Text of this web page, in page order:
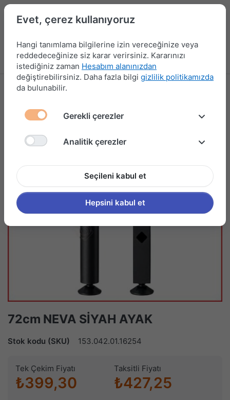
Menü Kampanyalar Yeni Ürünler Giriş yap
72cm NEVA SİYAH AYAK
Stok kodu (SKU) 153.042.01.16254
Tek Çekim Fiyatı
₺399,30
Taksitli Fiyatı
₺427,25
Evet, çerez kullanıyoruz
Hangi tanımlama bilgilerine izin vereceğinize veya
reddedeceğinize siz karar verirsiniz. Kararınızı
istediğiniz zaman Hesabım alanınızdan
değiştirebilirsiniz. Daha fazla bilgi gizlilik politikamızda
da bulunabilir.
Gerekli çerezler
Analitik çerezler
Seçileni kabul et
Hepsini kabul et